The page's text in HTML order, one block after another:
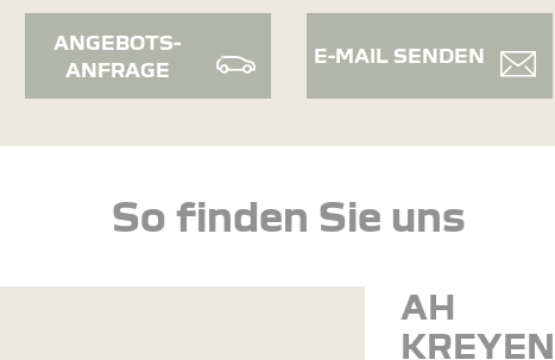
ANGEBOTS-
ANFRAGE
E-MAIL SENDEN
So finden Sie uns
AH